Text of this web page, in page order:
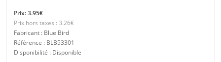
Prix: 3.95€
Prix hors taxes : 3.26€
Fabricant : Blue Bird
Référence : BLB53301
Disponibilité : Disponible